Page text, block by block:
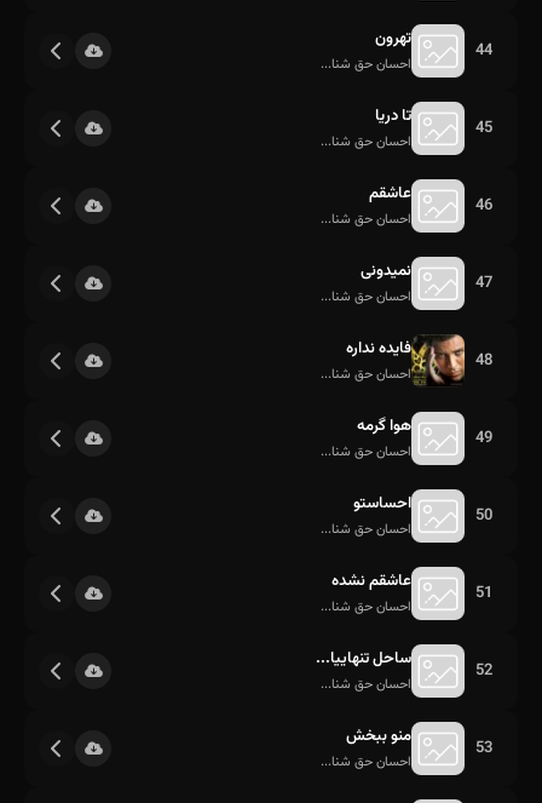
44 تهرون
احسان حق شنا...
45 تا دریا
احسان حق شنا...
46 عاشقم
احسان حق شنا...
47 نمیدونی
احسان حق شنا...
48 فایده نداره
احسان حق شنا...
49 هوا گرمه
احسان حق شنا...
50 احساستو
احسان حق شنا...
51 عاشقم نشده
احسان حق شنا...
52 ساحل تنهاییا...
احسان حق شنا...
53 منو ببخش
احسان حق شنا...